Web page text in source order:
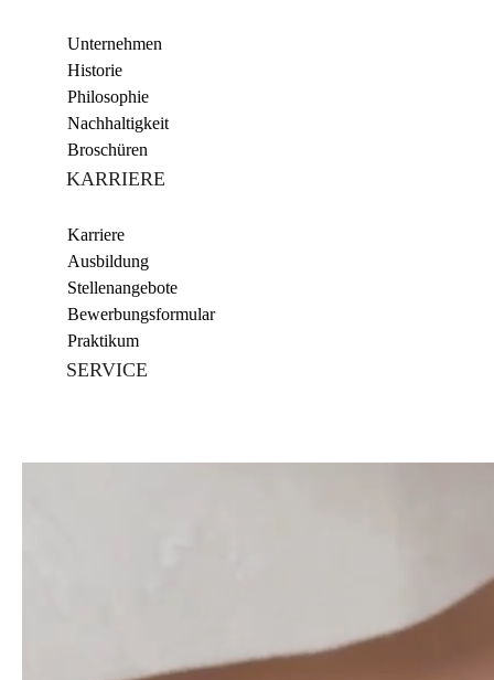
Unternehmen
Historie
Philosophie
Nachhaltigkeit
Broschüren
KARRIERE
Karriere
Ausbildung
Stellenangebote
Bewerbungsformular
Praktikum
SERVICE